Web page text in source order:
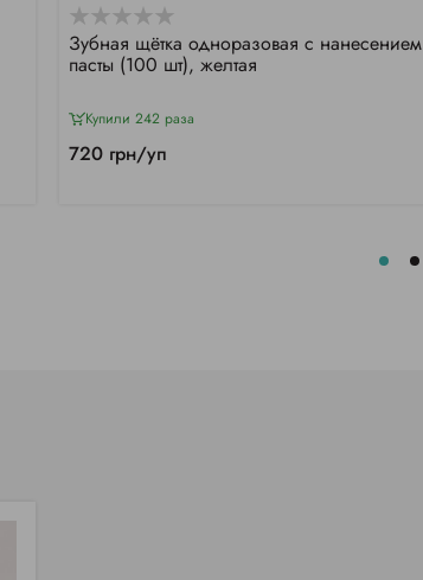
Зубная щётка одноразовая с нанесением
пасты (100 шт), желтая
Купили 242 раза
720 грн/уп